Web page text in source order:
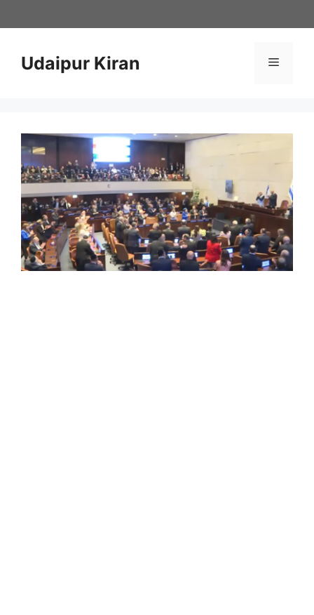
to
Udaipur Kiran Menu